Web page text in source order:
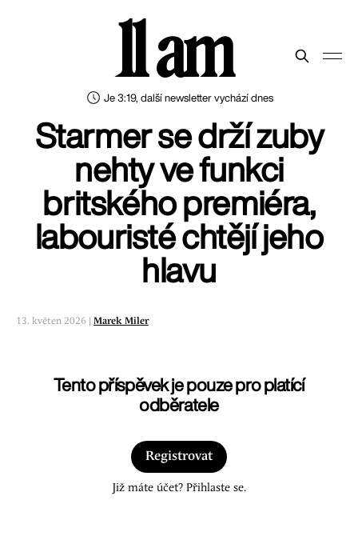
Je 3:19, další newsletter vychází dnes
11 am
Starmer se drží zuby
nehty ve funkci
britského premiéra,
labouristé chtějí jeho
hlavu
13. květen 2026 | Marek Miler
Tento příspěvek je pouze pro platící
odběratele
Registrovat
Již máte účet? Přihlaste se.